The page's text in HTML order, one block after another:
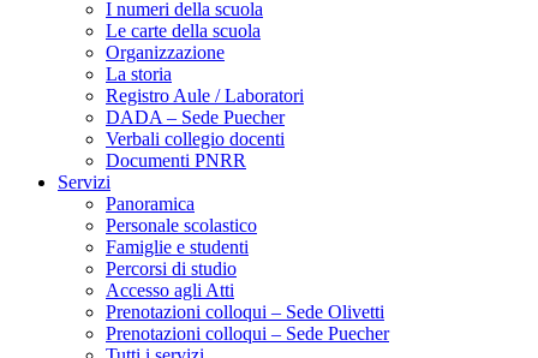
I numeri della scuola
Le carte della scuola
Organizzazione
La storia
Registro Aule / Laboratori
DADA – Sede Puecher
Verbali collegio docenti
Documenti PNRR
Servizi
Panoramica
Personale scolastico
Famiglie e studenti
Percorsi di studio
Accesso agli Atti
Prenotazioni colloqui – Sede Olivetti
Prenotazioni colloqui – Sede Puecher